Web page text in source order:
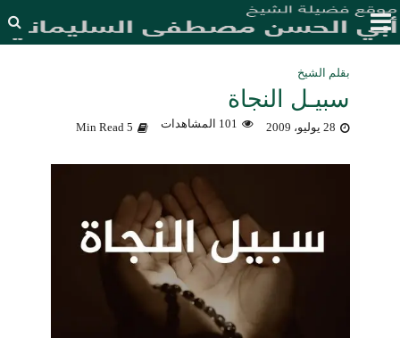
بقلم الشيخ
سبيـل النجاة
28 يوليو، 2009 101 المشاهدات 5 Min Read